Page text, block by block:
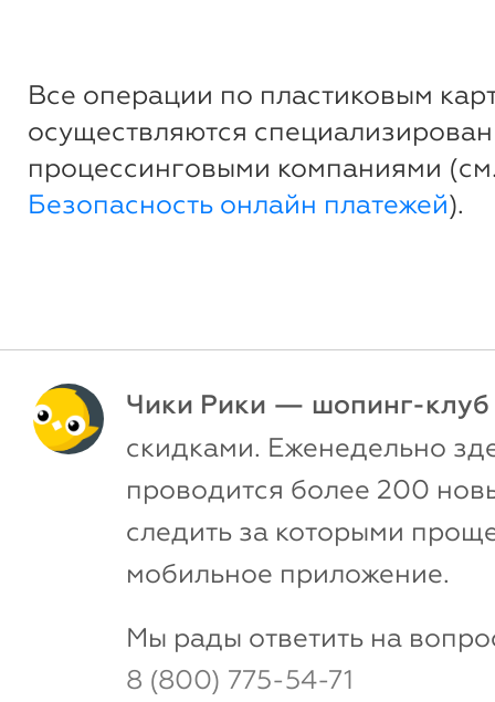
Все операции по пластиковым
осуществляются
процессинговыми компаниями
Безопасность онлайн платежей).
Чики Рики — шопинг-клуб
скидками. Еженедельно
проводится более 200
следить за которыми
мобильное приложение.
Мы рады ответить на
8 (800) 775-54-71